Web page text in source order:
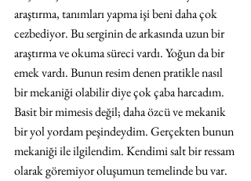
araştırma, tanımları yapma işi beni daha çok
cezbediyor. Bu serginin de arkasında uzun bir
araştırma ve okuma süreci vardı. Yoğun da bir
emek vardı. Bunun resim denen pratikle nasıl
bir mekaniği olabilir diye çok çaba harcadım.
Basit bir mimesis değil; daha özcü ve mekanik
bir yol yordam peşindeydim. Gerçekten bunun
mekaniği ile ilgilendim. Kendimi salt bir ressam
olarak göremiyor oluşumun temelinde bu var.